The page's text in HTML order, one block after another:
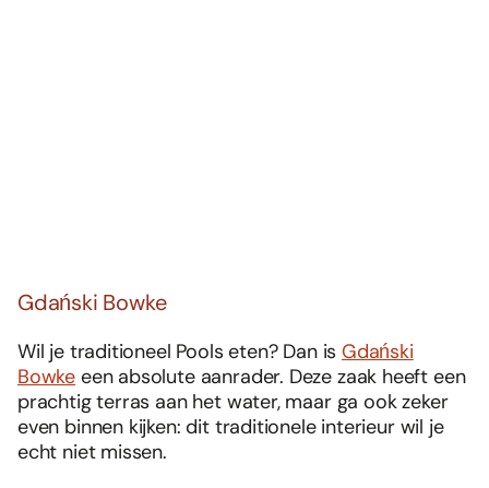
Gdański Bowke
Wil je traditioneel Pools eten? Dan is Gdański
Bowke een absolute aanrader. Deze zaak heeft een
prachtig terras aan het water, maar ga ook zeker
even binnen kijken: dit traditionele interieur wil je
echt niet missen.